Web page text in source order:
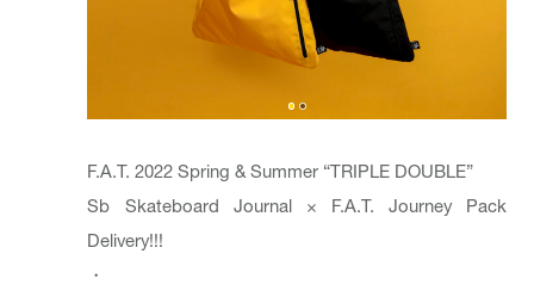
F.A.T. 2022 Spring & Summer “TRIPLE DOUBLE”
Sb Skateboard Journal × F.A.T. Journey Pack
Delivery!!!
・